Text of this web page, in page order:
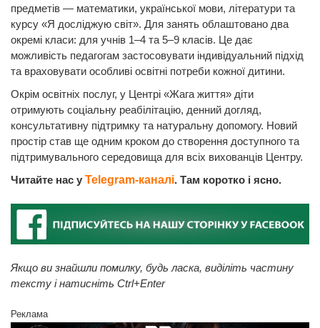
предметів — математики, української мови, літератури та
курсу «Я досліджую світ». Для занять облаштовано два
окремі класи: для учнів 1–4 та 5–9 класів. Це дає
можливість педагогам застосовувати індивідуальний підхід
та враховувати особливі освітні потреби кожної дитини.
Окрім освітніх послуг, у Центрі «Жага життя» діти
отримують соціальну реабілітацію, денний догляд,
консультативну підтримку та натуральну допомогу. Новий
простір став ще одним кроком до створення доступного та
підтримувального середовища для всіх вихованців Центру.
Читайте нас у Telegram-каналі. Там коротко і ясно.
Якщо ви знайшли помилку, будь ласка, виділіть частину
тексту і натисніть Ctrl+Enter
Реклама